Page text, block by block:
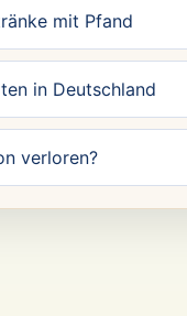
mit Pfand
in Deutschland
verloren?